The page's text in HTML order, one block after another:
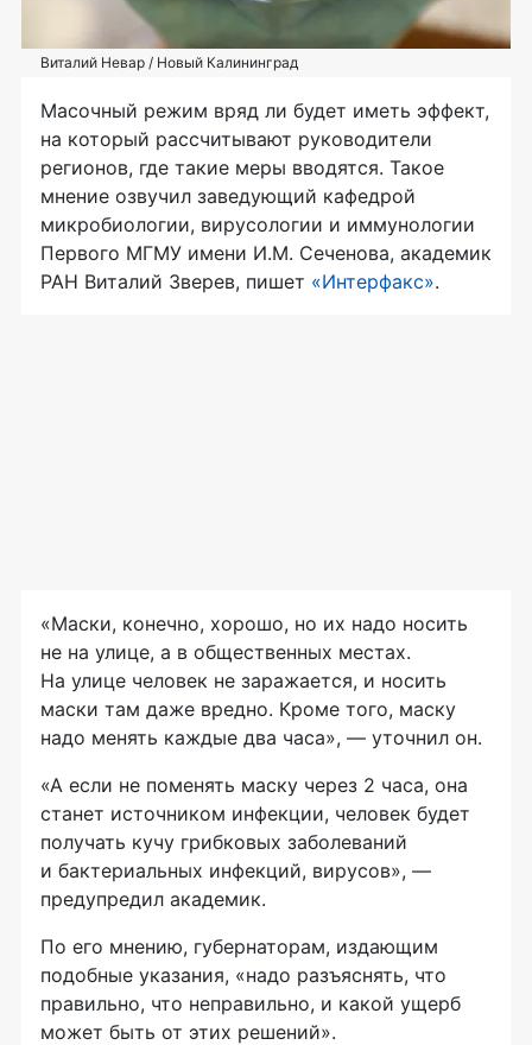
Виталий Невар / Новый Калининград
Масочный режим вряд ли будет иметь эффект,
на который рассчитывают руководители
регионов, где такие меры вводятся. Такое
мнение озвучил заведующий кафедрой
микробиологии, вирусологии и иммунологии
Первого МГМУ имени И.М. Сеченова, академик
РАН Виталий Зверев, пишет «Интерфакс».
«Маски, конечно, хорошо, но их надо носить
не на улице, а в общественных местах.
На улице человек не заражается, и носить
маски там даже вредно. Кроме того, маску
надо менять каждые два часа», — уточнил он.
«А если не поменять маску через 2 часа, она
станет источником инфекции, человек будет
получать кучу грибковых заболеваний
и бактериальных инфекций, вирусов», —
предупредил академик.
По его мнению, губернаторам, издающим
подобные указания, «надо разъяснять, что
правильно, что неправильно, и какой ущерб
может быть от этих решений».